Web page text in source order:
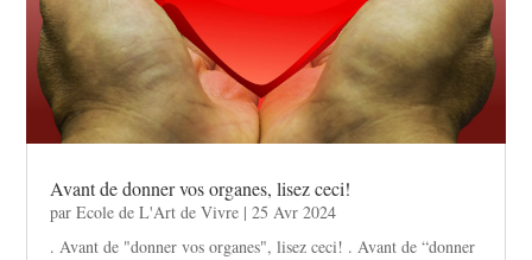
Avant de donner vos organes, lisez ceci!
parEcole de L'Art de Vivre |25 Avr 2024
. Avant de "donner vos organes", lisez ceci! . Avant de “donner